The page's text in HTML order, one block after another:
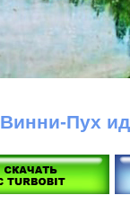
Винни-Пух